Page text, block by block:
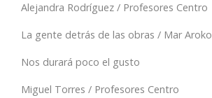
Alejandra Rodríguez / Profesores Centro
La gente detrás de las obras / Mar Aroko
Nos durará poco el gusto
Miguel Torres / Profesores Centro